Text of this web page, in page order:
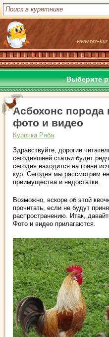
www.pro-
Выберите
Асбохонс порода
фото и видео
Курочка Ряба
Здравствуйте, дорогие
сегодняшней статьи будет
сегодня находится на грани
кур. Сегодня мы рассмотрим
преимущества и недостатки.
Возможно, вскоре об этой
прочитать, если не будут
распространению. Итак,
Фото и видео прилагаются.